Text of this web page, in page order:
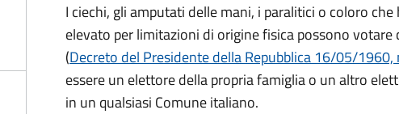
I ciechi, gli amputati delle mani, i paralitici o coloro
elevato per limitazioni di origine fisica possono
(Decreto del Presidente della Repubblica 16/05/1960,
essere un elettore della propria famiglia o un altro
in un qualsiasi Comune italiano.